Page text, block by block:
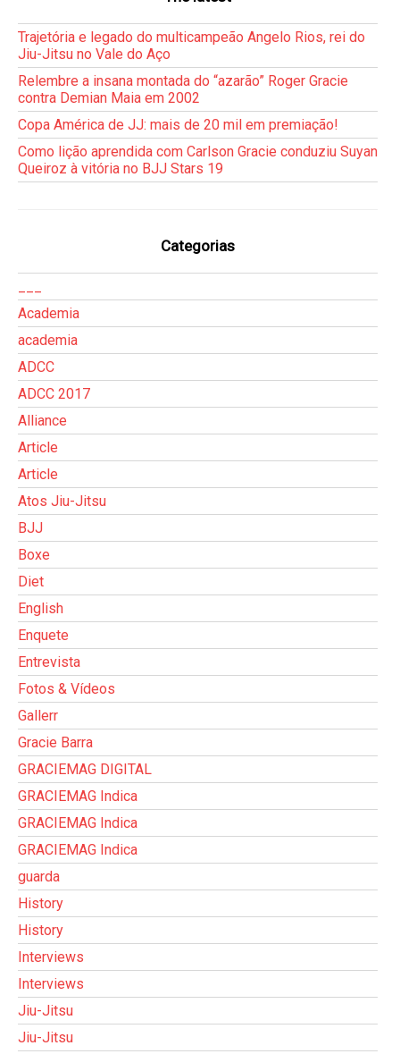
Trajetória e legado do multicampeão Angelo Rios, rei do
Jiu-Jitsu no Vale do Aço
Relembre a insana montada do “azarão” Roger Gracie
contra Demian Maia em 2002
Copa América de JJ: mais de 20 mil em premiação!
Como lição aprendida com Carlson Gracie conduziu Suyan
Queiroz à vitória no BJJ Stars 19
Categorias
Academia
academia
ADCC
ADCC 2017
Alliance
Article
Article
Atos Jiu-Jitsu
BJJ
Boxe
Diet
English
Enquete
Entrevista
Fotos & Vídeos
Gallerr
Gracie Barra
GRACIEMAG DIGITAL
GRACIEMAG Indica
GRACIEMAG Indica
GRACIEMAG Indica
guarda
History
History
Interviews
Interviews
Jiu-Jitsu
Jiu-Jitsu